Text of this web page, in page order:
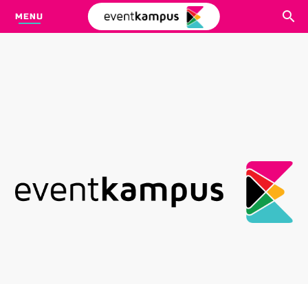
MENU